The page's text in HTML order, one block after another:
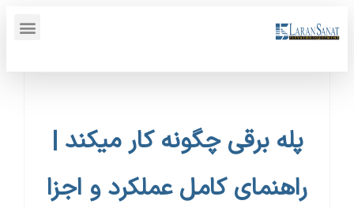
پله برقی چگونه کار میکند |
راهنمای کامل عملکرد و اجزا